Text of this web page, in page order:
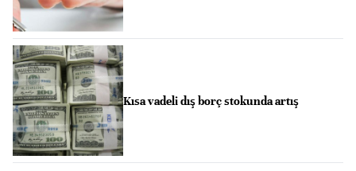
Kısa vadeli dış borç stokunda artış